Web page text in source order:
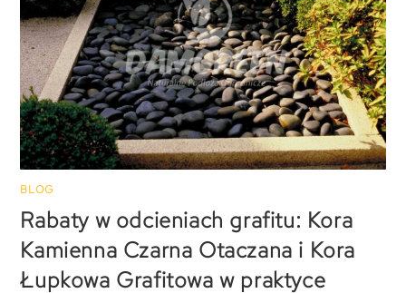
BLOG
Rabaty w odcieniach grafitu: Kora
Kamienna Czarna Otaczana i Kora
Łupkowa Grafitowa w praktyce